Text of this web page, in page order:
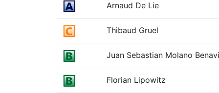
Arnaud De Lie
Thibaud Gruel
Juan Sebastian Molano
Florian Lipowitz